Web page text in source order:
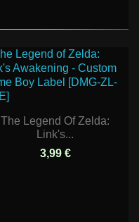
The Legend Of Zelda:
Link's...
3,99 €